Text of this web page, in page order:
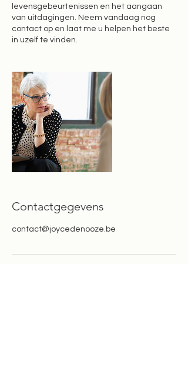
levensgebeurtenissen en het aangaan
van uitdagingen. Neem vandaag nog
contact op en laat me u helpen het beste
in uzelf te vinden.
Contactgegevens
contact@joycedenooze.be